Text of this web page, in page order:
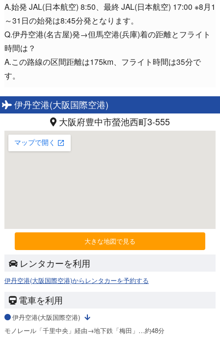
A.始発 JAL(日本航空) 8:50、最終 JAL(日本航空) 17:00 ※8月1
～31日の始発は8:45分発となります。
Q.伊丹空港(名古屋)発→但馬空港(兵庫)着の距離とフライト
時間は？
A.この路線の区間距離は175km、フライト時間は35分で
す。
伊丹空港(大阪国際空港)
大阪府豊中市螢池西町3-555
大きな地図で見る
レンタカーを利用
伊丹空港(大阪国際空港)からレンタカーを予約する
電車を利用
伊丹空港(大阪国際空港)
モノレール「千里中央」経由→地下鉄「梅田」…約48分